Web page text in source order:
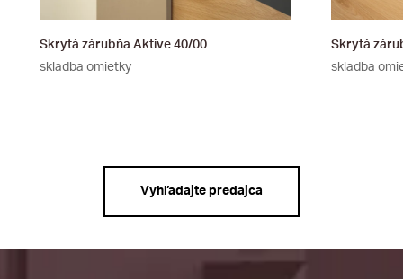
Skrytá zárubňa Aktive 40/00
skladba omietky
Skrytá
skladba
Vyhľadajte predajca